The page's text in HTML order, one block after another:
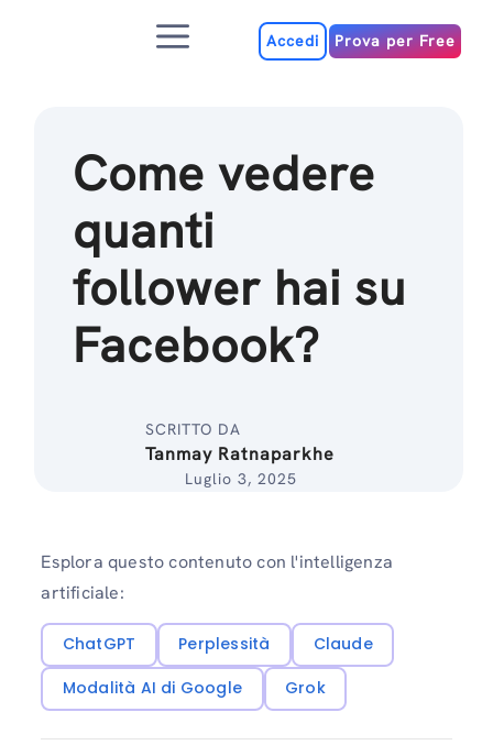
MenuAccedi Prova per Free
Come vedere
quanti
follower hai su
Facebook?
SCRITTO DA
Tanmay Ratnaparkhe
Luglio 3, 2025
Esplora questo contenuto con l'intelligenza
artificiale:
ChatGPT Perplessità
Claude
Modalità AI di Google
Grok